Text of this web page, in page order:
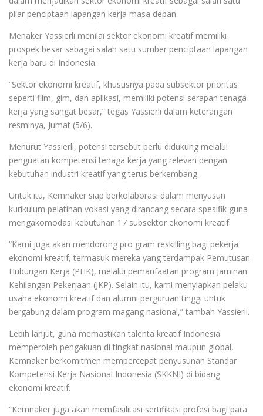
pilar penciptaan lapangan kerja masa depan.
Menaker Yassierli menilai sektor ekonomi kreatif memiliki
prospek besar sebagai salah satu sumber penciptaan lapangan
kerja baru di Indonesia.
“Sektor ekonomi kreatif, khususnya pada subsektor prioritas
seperti film, gim, dan aplikasi, memiliki potensi serapan tenaga
kerja yang sangat besar,” tegas Yassierli dalam keterangan
resminya, Jumat (5/6).
Menurut Yassierli, potensi tersebut perlu didukung melalui
penguatan kompetensi tenaga kerja yang relevan dengan
kebutuhan industri kreatif yang terus berkembang.
Untuk itu, Kemnaker siap berkolaborasi dalam menyusun
kurikulum pelatihan vokasi yang dirancang secara spesifik guna
mengakomodasi kebutuhan 17 subsektor ekonomi kreatif.
“Kami juga akan mendorong pro gram reskilling bagi pekerja
ekonomi kreatif, termasuk mereka yang terdampak Pemutusan
Hubungan Kerja (PHK), melalui pemanfaatan program Jaminan
Kehilangan Pekerjaan (JKP). Selain itu, kami menyiapkan pelaku
usaha ekonomi kreatif dan alumni perguruan tinggi untuk
bergabung dalam program magang nasional,” tambah Yassierli.
Lebih lanjut, guna memastikan talenta kreatif Indonesia
memperoleh pengakuan di tingkat nasional maupun global,
Kemnaker berkomitmen mempercepat penyusunan Standar
Kompetensi Kerja Nasional Indonesia (SKKNI) di bidang
ekonomi kreatif.
“Kemnaker juga akan memfasilitasi sertifikasi profesi bagi para